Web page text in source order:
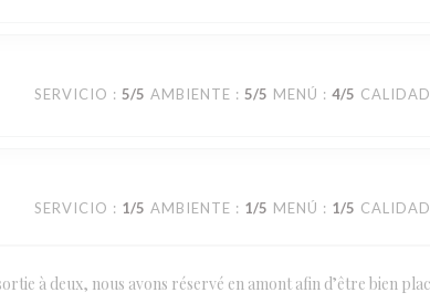
SERVICIO : 5/5 AMBIENTE : 5/5 MENÚ : 4/5
SERVICIO : 1/5 AMBIENTE : 1/5 MENÚ : 1/5
à deux, nous avons réservé en amont afin d’être bien